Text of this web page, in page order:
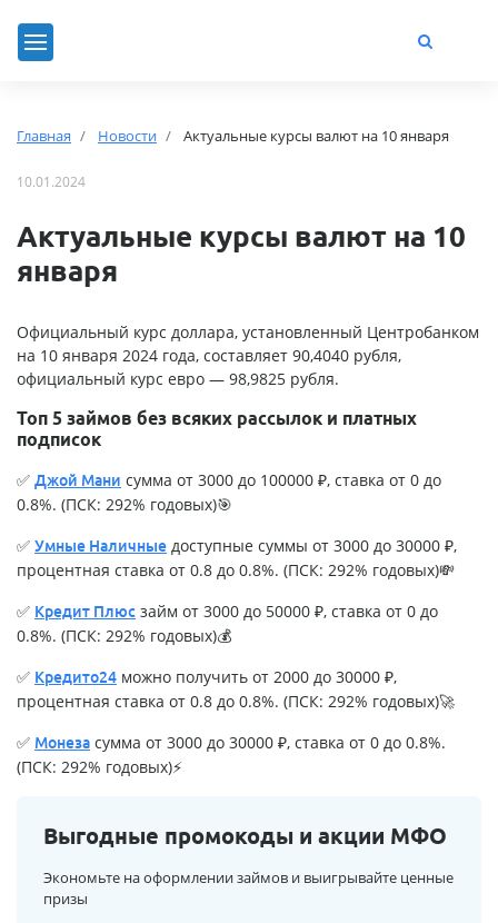
Главная Новости Актуальные курсы валют на 10 января
10.01.2024
Актуальные курсы валют на 10
января
Официальный курс доллара, установленный Центробанком
на 10 января 2024 года, составляет 90,4040 рубля,
официальный курс евро — 98,9825 рубля.
Топ 5 займов без всяких рассылок и платных
подписок
✅ Джой Мани сумма от 3000 до 100000 ₽, ставка от 0 до
0.8%. (ПСК: 292% годовых)🎯
✅ Умные Наличные доступные суммы от 3000 до 30000 ₽,
процентная ставка от 0.8 до 0.8%. (ПСК: 292% годовых)💸
✅ Кредит Плюс займ от 3000 до 50000 ₽, ставка от 0 до
0.8%. (ПСК: 292% годовых)💰
✅ Кредито24 можно получить от 2000 до 30000 ₽,
процентная ставка от 0.8 до 0.8%. (ПСК: 292% годовых)🚀
✅ Монеза сумма от 3000 до 30000 ₽, ставка от 0 до 0.8%.
(ПСК: 292% годовых)⚡
Выгодные промокоды и акции МФО
Экономьте на оформлении займов и выигрывайте ценные
призы